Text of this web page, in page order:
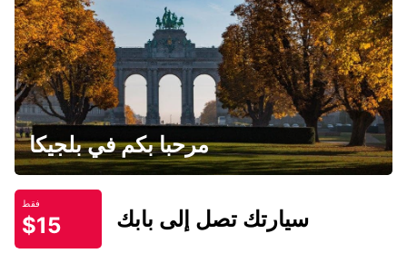
مرحبا بكم في بلجيكا
فقط
$15 سيارتك تصل إلى بابك